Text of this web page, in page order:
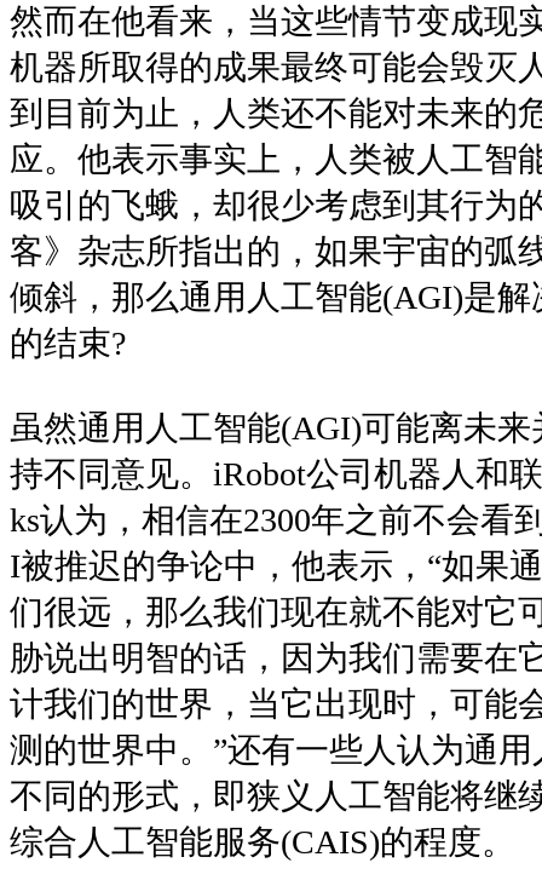
然而在他看来，当这些情节变成现
机器所取得的成果最终可能会毁灭
到目前为止，人类还不能对未来的
应。他表示事实上，人类被人工智
吸引的飞蛾，却很少考虑到其行为
客》杂志所指出的，如果宇宙的弧
倾斜，那么通用人工智能(AGI)是
的结束?
虽然通用人工智能(AGI)可能离未
持不同意见。iRobot公司机器人和
ks认为，相信在2300年之前不会看
I被推迟的争论中，他表示，“如果
们很远，那么我们现在就不能对它
胁说出明智的话，因为我们需要在
计我们的世界，当它出现时，可能
测的世界中。”还有一些人认为通
不同的形式，即狭义人工智能将继
综合人工智能服务(CAIS)的程度。